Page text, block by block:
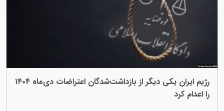
رژیم ایران یکی دیگر از بازداشت‌شدگان اعتراضات دی‌ماه ۱۴۰۴
را اعدام کرد